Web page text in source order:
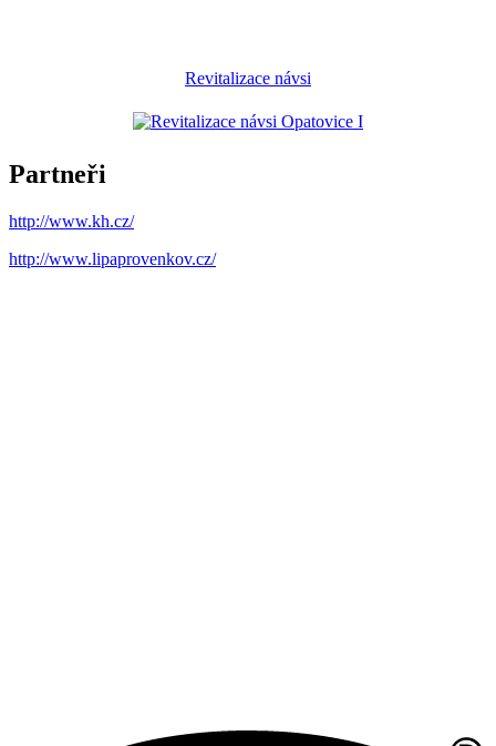
Revitalizace návsi
Partneři
http://www.kh.cz/
http://www.lipaprovenkov.cz/